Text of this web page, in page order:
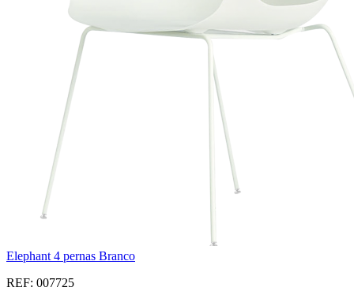
Elephant 4 pernas Branco
REF: 007725